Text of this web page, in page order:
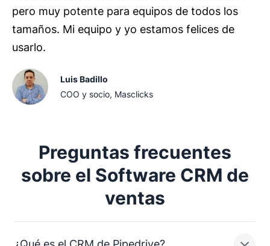
pero muy potente para equipos de todos los
tamaños. Mi equipo y yo estamos felices de
usarlo.
Luis Badillo
COO y socio, Masclicks
Preguntas frecuentes
sobre el Software CRM de
ventas